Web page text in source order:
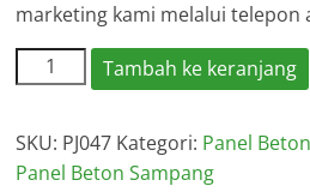
marketing kami melalui telepon
Kuantitas
Harga
Panel
Beton
Tambah ke keranjang
SKU: PJ047 Kategori: Panel Beton
Panel Beton Sampang